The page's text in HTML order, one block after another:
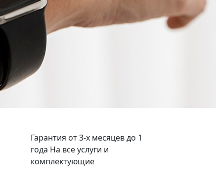
Гарантия от 3-х месяцев до 1
года На все услуги и
комплектующие